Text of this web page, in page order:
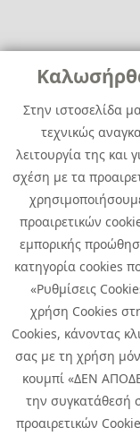
Στην ιστοσελίδα
τεχνικώς
λειτουργία της
σχέση με τα
προαιρετικών
εμπορικής
κατηγορία cookies
«Ρυθμίσεις
χρήση Cookies
Cookies, κάνοντας
σας με τη χρήση
κουμπί «ΔΕΝ
την συγκατάθεσή
προαιρετικών
Χρήσιμα
News
Media Kit
Career
Quest Group